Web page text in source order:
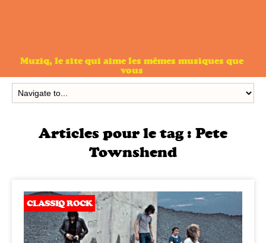
Muziq, le site qui aime les mêmes musiques que
vous
Articles pour le tag : Pete
Townshend
CLASSIQ ROCK